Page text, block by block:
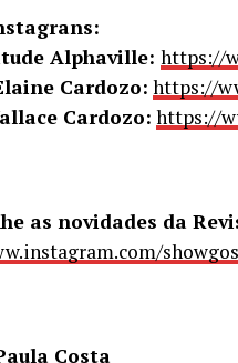
Alphaville: https://
Cardozo: https://
Cardozo: https://
as novidades da
Costa